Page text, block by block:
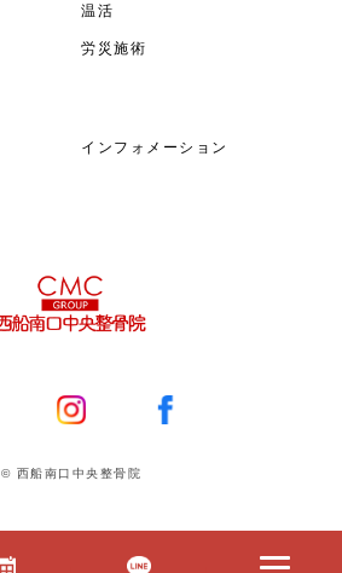
温活
労災施術
インフォメーション
© 西船南口中央整骨院